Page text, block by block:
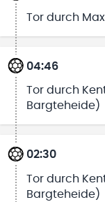
Tor durch
04:46
Tor durch
Bargteheide)
02:30
Tor durch
Bargteheide)